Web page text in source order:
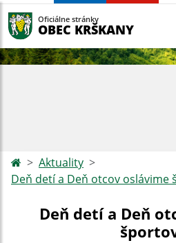
Oficiálne stránky
OBEC KRŠKANY
Aktuality
Deň detí a Deň otcov oslávime
Deň detí a Deň